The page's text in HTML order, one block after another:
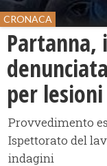
CRONACA
per
Provvedimento
Ispettorato del
indagini